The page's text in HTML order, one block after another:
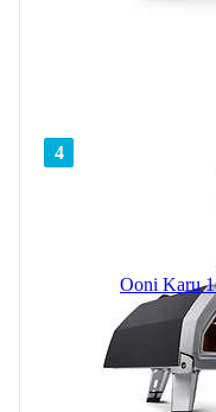
4
Ooni Karu